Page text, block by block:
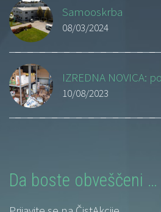
Samooskrba
08/03/2024
IZREDNA NOVICA:
10/08/2023
Da boste obveščeni …